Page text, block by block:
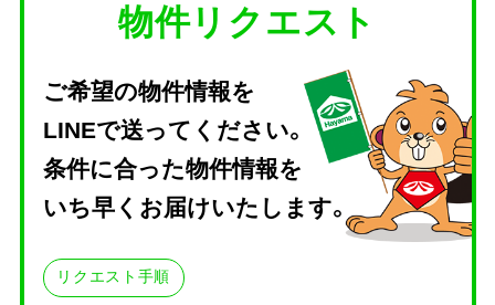
物件リクエスト
ご希望の物件情報を
LINEで送ってください。
条件に合った物件情報を
いち早くお届けいたします。
リクエスト手順